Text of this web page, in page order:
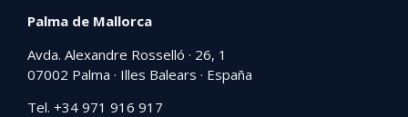
Palma de Mallorca
Avda. Alexandre Rosselló · 26, 1
07002 Palma · Illes Balears · España
Tel. +34 971 916 917